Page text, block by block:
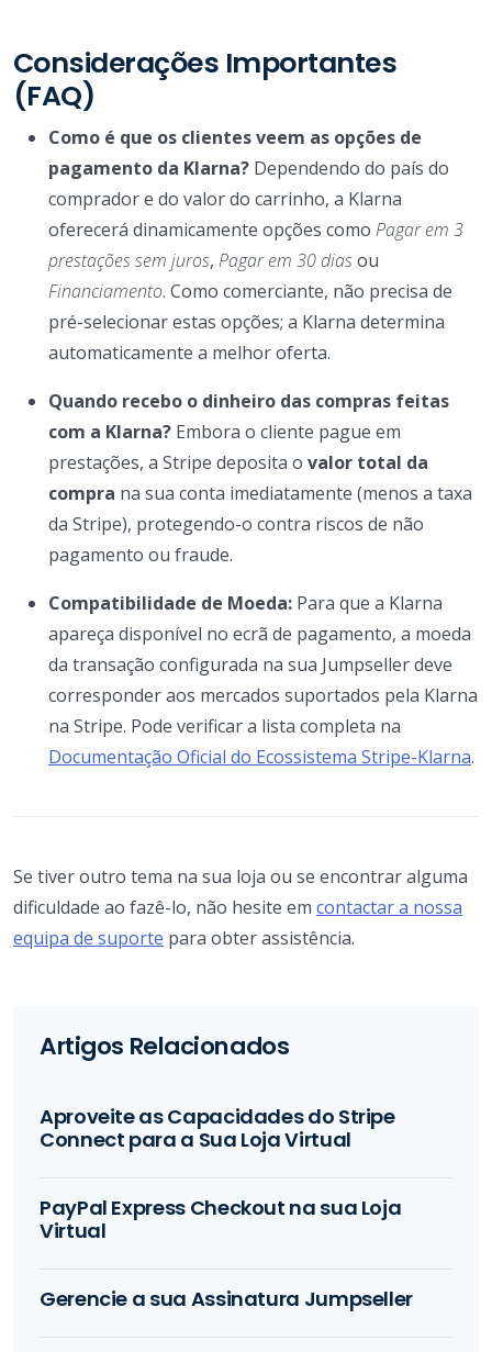
Considerações Importantes
(FAQ)
Como é que os clientes veem as opções de
pagamento da Klarna? Dependendo do país do
comprador e do valor do carrinho, a Klarna
oferecerá dinamicamente opções como Pagar em 3
prestações sem juros, Pagar em 30 diasou
Financiamento. Como comerciante, não precisa de
pré-selecionar estas opções; a Klarna determina
automaticamente a melhor oferta.
Quando recebo o dinheiro das compras feitas
com a Klarna? Embora o cliente pague em
prestações, a Stripe deposita o valor total da
compra na sua conta imediatamente (menos a taxa
da Stripe), protegendo-o contra riscos de não
pagamento ou fraude.
Compatibilidade de Moeda: Para que a Klarna
apareça disponível no ecrã de pagamento, a moeda
da transação configurada na sua Jumpseller deve
corresponder aos mercados suportados pela Klarna
na Stripe. Pode verificar a lista completa na
Documentação Oficial do Ecossistema Stripe-Klarna.
Se tiver outro tema na sua loja ou se encontrar alguma
dificuldade ao fazê-lo, não hesite em contactar a nossa
equipa de suporte para obter assistência.
Artigos Relacionados
Aproveite as Capacidades do Stripe
Connect para a Sua Loja Virtual
PayPal Express Checkout na sua Loja
Virtual
Gerencie a sua Assinatura Jumpseller